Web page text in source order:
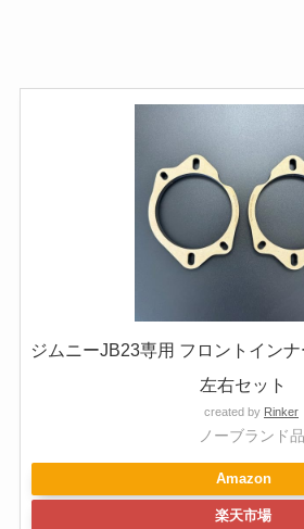
ジムニーJB23専用 フロントインナ
左右セット
created by Rinker
ノーブランド品
Amazon
楽天市場